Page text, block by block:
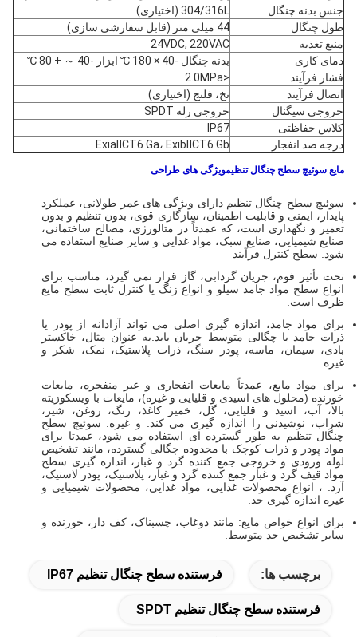
جنس بدنه چنگال
304/316L (اختیاری)
طول چنگال
44 میلی متر (قابل سفارشی سازی)
منبع تغذیه
24VDC, 220VAC
دمای کاری
بدنه چنگال -40 × 180 ℃ ابزار -40 ～ + 80 ℃
فشار فرآیند
اتصال فرآیند
نخ، فلنج (اختیاری)
خروجی سیگنال
خروجی رله SPDT
کلاس حفاظتی
IP67
درجه ضد انفجار
ExiaⅡCT6 Ga، ExibⅡCT6 Gb
مایع سوئیچ سطح چنگال تنظیمویژگی های طراحی
سوئیچ سطح چنگال تنظیم دارای ویژگی های عمر طولانی، عملکرد
پایدار، ایمنی و قابلیت اطمینان، سازگاری قوی، بدون تنظیم و بدون
تعمیر و نگهداری است، که عمدتاً در متالورژی، مصالح ساختمانی،
صنایع شیمیایی، صنایع سبک، مواد غذایی و سایر صنایع استفاده می
شود. سطح کنترل فرآیند
تحت تأثیر فوم، جریان گردابی، گاز قرار نمی گیرد، مناسب برای
انواع سطح مواد جامد سیلو و انواع زنگ یا کنترل ثابت سطح مایع
ظرف است.
برای مواد جامد، اندازه گیری اصلی می تواند آزادانه از پودر یا
ذرات جامد با چگالی متوسط ​​جریان یابد.به عنوان مثال، خاکستر
بادی، سیمان، ماسه، پودر سنگ، ذرات پلاستیک، نمک، شکر و
غیره.
برای مواد مایع، عمدتاً مایعات انفجاری و غیر منفجره، مایعات
خورنده (محلول های اسیدی و قلیایی و غیره)، مایعات با ویسکوزیته
بالا، آب، اسید و قلیایی، گل، خمیر کاغذ، رنگ، روغن، شیر،
شراب، نوشیدنی را اندازه گیری می کند. و غیره. سوئیچ سطح
چنگال تنظیم به طور گسترده ای استفاده می شود، عمدتا برای
مواد پودر و ذرات کوچک با محدوده چگالی گسترده، مانند تشخیص
لوله ورودی و خروجی جمع کننده گرد و غبار، اندازه گیری سطح
مواد قیف گرد و غبار جمع کننده گرد و غبار، پلاستیک، پودر لاستیک،
آرد. ، انواع محصولات غذایی، مواد غذایی، محصولات شیمیایی و
غیره اندازه گیری حد.
برای انواع خواص مایع: مانند دوغاب، چسبناک، کف دار، خورنده و
سایر تشخیص حد متوسط.
برچسب ها: فرستنده سطح چنگال تنظیم IP67
فرستنده سطح چنگال تنظیم SPDT